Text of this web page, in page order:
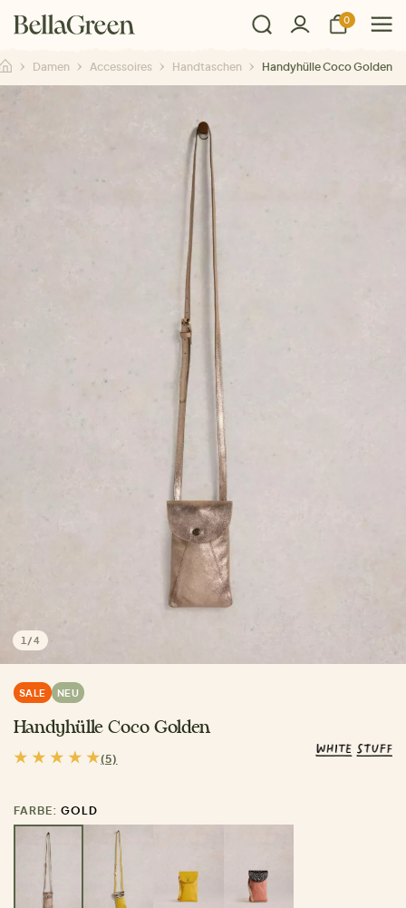
0
Damen Accessoires Handtaschen Handyhülle Coco Golden
1 /4
SALE NEU
Handyhülle Coco Golden
(5)
FARBE: GOLD